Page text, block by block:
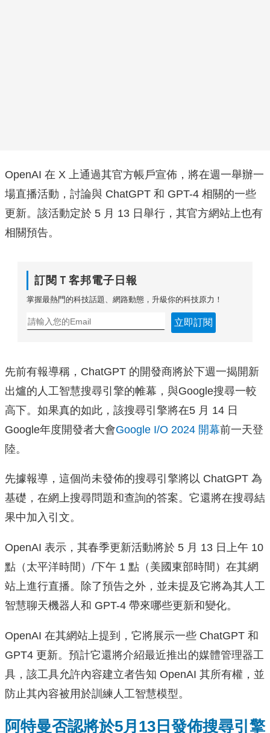
OpenAI 在 X 上通過其官方帳戶宣佈，將在週一舉辦一
場直播活動，討論與 ChatGPT 和 GPT-4 相關的一些
更新。該活動定於 5 月 13 日舉行，其官方網站上也有
相關預告。
訂閱Ｔ客邦電子日報
掌握最熱門的科技話題、網路動態，升級你的科技原力！
立即訂閱
先前有報導稱，ChatGPT 的開發商將於下週一揭開新
出爐的人工智慧搜尋引擎的帷幕，與Google搜尋一較
高下。如果真的如此，該搜尋引擎將在5 月 14 日
Google年度開發者大會Google I/O 2024 開幕前一天登
陸。
先據報導，這個尚未發佈的搜尋引擎將以 ChatGPT 為
基礎，在網上搜尋問題和查詢的答案。它還將在搜尋結
果中加入引文。
OpenAI 表示，其春季更新活動將於 5 月 13 日上午 10
點（太平洋時間）/下午 1 點（美國東部時間）在其網
站上進行直播。除了預告之外，並未提及它將為其人工
智慧聊天機器人和 GPT-4 帶來哪些更新和變化。
OpenAI 在其網站上提到，它將展示一些 ChatGPT 和
GPT4 更新。預計它還將介紹最近推出的媒體管理器工
具，該工具允許內容建立者告知 OpenAI 其所有權，並
防止其內容被用於訓練人工智慧模型。
阿特曼否認將於5月13日發佈搜尋引擎